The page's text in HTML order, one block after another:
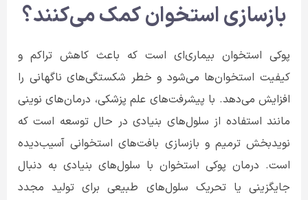
بازسازی استخوان کمک می‌کنند؟
پوکی استخوان بیماری‌ای است که باعث کاهش تراکم و
کیفیت استخوان‌ها می‌شود و خطر شکستگی‌های ناگهانی را
افزایش می‌دهد. با پیشرفت‌های علم پزشکی، درمان‌های نوینی
مانند استفاده از سلول‌های بنیادی در حال توسعه است که
نویدبخش ترمیم و بازسازی بافت‌های استخوانی آسیب‌دیده
است. درمان پوکی استخوان با سلول‌های بنیادی به دنبال
جایگزینی یا تحریک سلول‌های طبیعی برای تولید مجدد